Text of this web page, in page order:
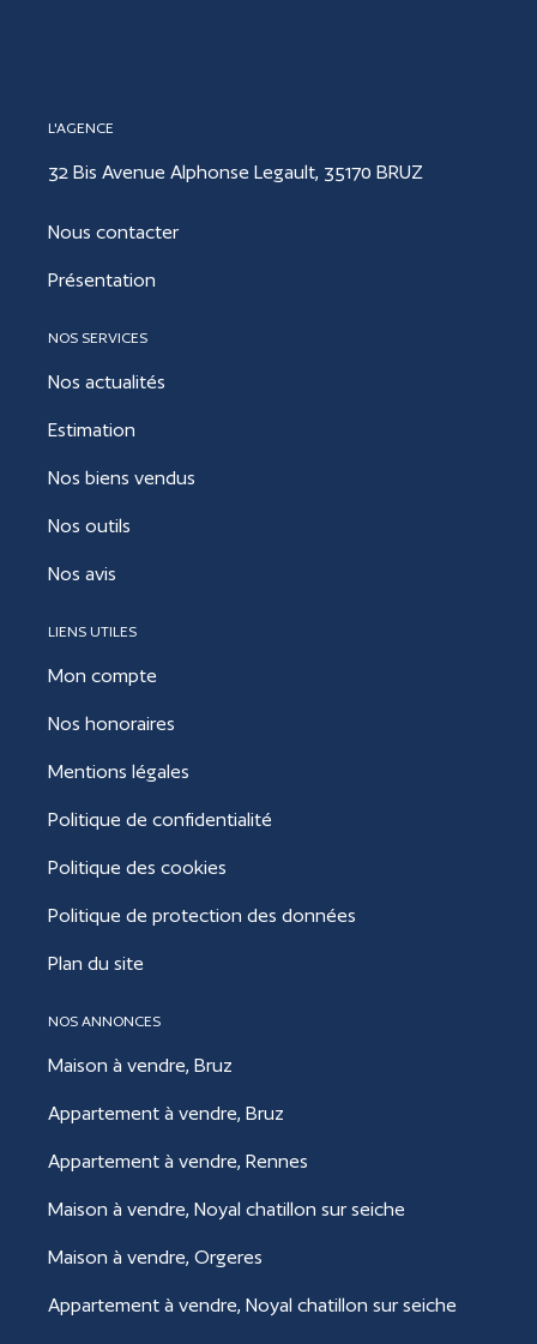
L'AGENCE
32 Bis Avenue Alphonse Legault, 35170 BRUZ
Nous contacter
Présentation
NOS SERVICES
Nos actualités
Estimation
Nos biens vendus
Nos outils
Nos avis
LIENS UTILES
Mon compte
Nos honoraires
Mentions légales
Politique de confidentialité
Politique des cookies
Politique de protection des données
Plan du site
NOS ANNONCES
Maison à vendre, Bruz
Appartement à vendre, Bruz
Appartement à vendre, Rennes
Maison à vendre, Noyal chatillon sur seiche
Maison à vendre, Orgeres
Appartement à vendre, Noyal chatillon sur seiche